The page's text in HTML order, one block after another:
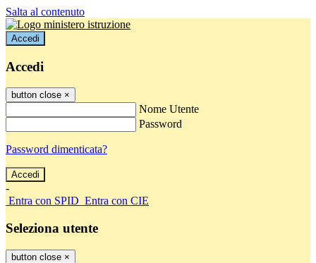
Salta al contenuto
Accedi
Accedi
button close ×
Nome Utente
Password
Password dimenticata?
-
Entra con SPID Entra con CIE
Seleziona utente
button close ×